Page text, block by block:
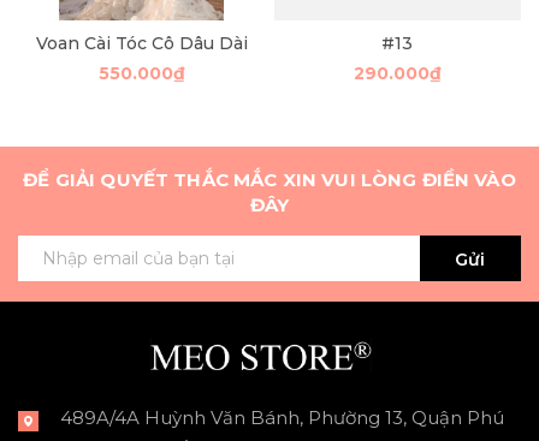
Voan Cài Tóc Cô Dâu Dài
550.000₫
#13
290.000₫
ĐỂ GIẢI QUYẾT THẮC MẮC XIN VUI LÒNG ĐIỀN VÀO
ĐÂY
Gửi
489A/4A Huỳnh Văn Bánh, Phường 13, Quận Phú